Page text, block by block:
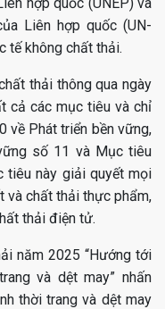
Liên hợp quốc (UN-
tế không chất thải.
thải thông qua ngày
cả các mục tiêu và chỉ
về Phát triển bền vững,
số 11 và Mục tiêu
tiêu này giải quyết mọi
và chất thải thực phẩm,
thải điện tử.
năm 2025 “Hướng tới
và dệt may” nhấn
thời trang và dệt may